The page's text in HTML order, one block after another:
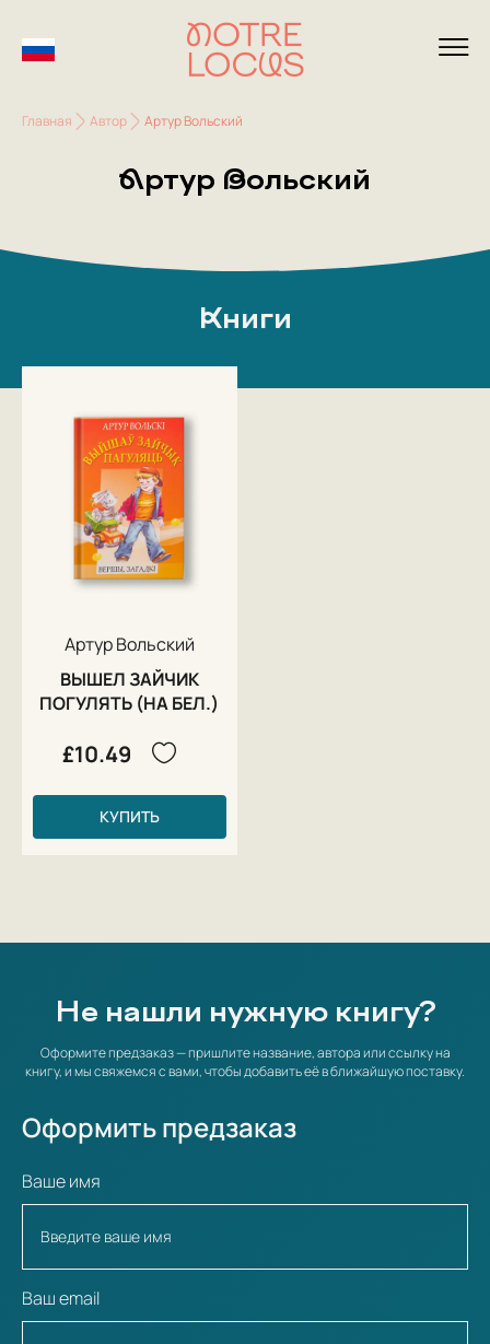
Главная Автор Артур Вольский
Артур Вольский
Книги
Артур Вольский
ВЫШЕЛ ЗАЙЧИК
ПОГУЛЯТЬ (НА БЕЛ.)
£10.49
КУПИТЬ
Не нашли нужную книгу?
Оформите предзаказ — пришлите название, автора или ссылку на
книгу, и мы свяжемся с вами, чтобы добавить её в ближайшую поставку.
Оформить предзаказ
Ваше имя
Ваш email